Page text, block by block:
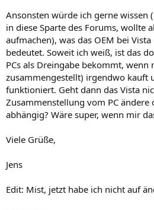
Ansonsten würde ich gerne wissen
in diese Sparte des Forums, wollte
aufmachen), was das OEM bei
bedeutet. Soweit ich weiß, ist das
PCs als Dreingabe bekommt, wenn
zusammengestellt) irgendwo kauft
funktioniert. Geht dann das Vista
Zusammenstellung vom PC ändere
abhängig? Wäre super, wenn mir
Viele Grüße,
Jens
Edit: Mist, jetzt habe ich nicht auf